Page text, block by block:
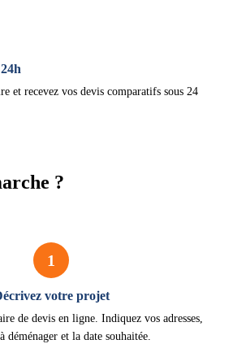
et recevez vos devis comparatifs sous 24
?
1
votre projet
de devis en ligne. Indiquez vos adresses,
déménager et la date souhaitée.